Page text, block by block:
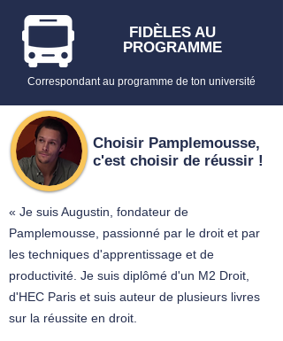
FIDÈLES AU
PROGRAMME
Correspondant au programme de ton université
Choisir Pamplemousse,
c'est choisir de réussir !
« Je suis Augustin, fondateur de
Pamplemousse, passionné par le droit et par
les techniques d'apprentissage et de
productivité. Je suis diplômé d'un M2 Droit,
d'HEC Paris et suis auteur de plusieurs livres
sur la réussite en droit.